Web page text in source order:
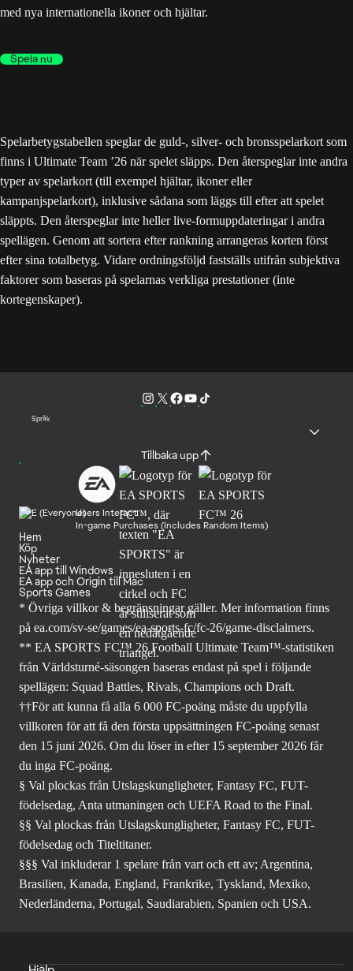
med nya internationella ikoner och hjältar.
Spela nu
Spelarbetygstabellen speglar de guld-, silver- och bronsspelarkort som
finns i Ultimate Team ’26 när spelet släpps. Den återspeglar inte andra
typer av spelarkort (till exempel hjältar, ikoner eller
kampanjspelarkort), inklusive sådana som läggs till efter att spelet
släppts. Den återspeglar inte heller live-formuppdateringar i andra
spellägen. Genom att sortera efter rankning arrangeras korten först
efter sina totalbetyg. Vidare ordningsföljd fastställs utifrån subjektiva
faktorer som baseras på spelarnas verkliga prestationer (inte
kortegenskaper).
Språk
Tillbaka upp
Users Interact
In-game Purchases (Includes Random Items)
Hem
Köp
Nyheter
EA app till Windows
EA app och Origin till Mac
Sports Games
* Övriga villkor & begränsningar gäller. Merinformation finns
på ea.com/sv-se/games/ea-sports-fc/fc-26/game-disclaimers.
** EA SPORTS FC™ 26 Football Ultimate Team™-statistiken
från Världsturné-säsongen baseras endast på spel i följande
spellägen: Squad Battles, Rivals, Champions och Draft.
††För att kunna få alla 6 000 FC-poäng måste du uppfylla
villkoren för att få den första uppsättningen FC-poäng senast
den 15 juni 2026. Om du löser in efter 15 september 2026 får
du inga FC-poäng.
§ Val plockas från Utslagskungligheter, Fantasy FC, FUT-
födelsedag, Anta utmaningen och UEFA Road to the Final.
§§ Val plockas från Utslagskungligheter, Fantasy FC, FUT-
födelsedag och Titeltitaner.
§§§ Val inkluderar 1 spelare från vart och ett av; Argentina,
Brasilien, Kanada, England, Frankrike, Tyskland, Mexiko,
Nederländerna, Portugal, Saudiarabien, Spanien och USA.